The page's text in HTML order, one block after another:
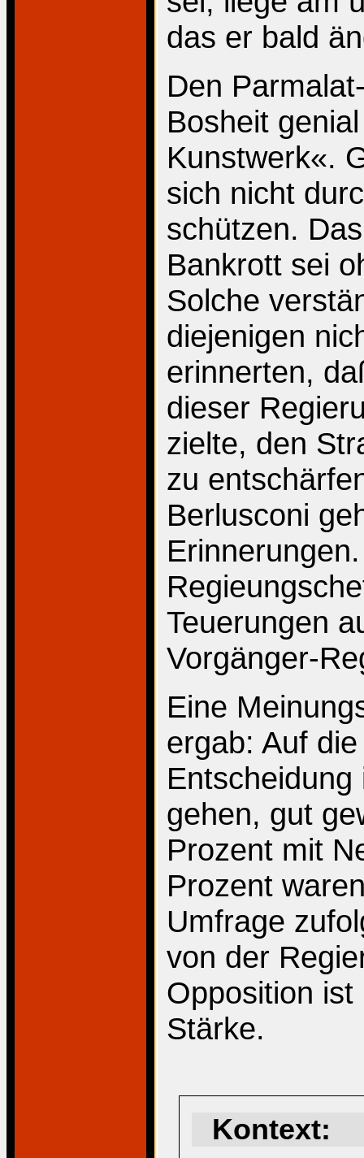
das er bald
Den
Bosheit
Kunstwerk«.
sich nicht
schützen.
Bankrott sei
Solche
diejenigen
erinnerten,
dieser
zielte, den
zu
Berlusconi
Teuerungen
Vorgänger-
Eine
ergab: Auf
gehen, gut
Prozent mit
Prozent
Umfrage
von der
Opposition
Stärke.
Kontext: